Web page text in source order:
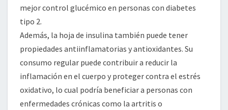
mejor control glucémico en personas con diabetes
tipo 2.
Además, la hoja de insulina también puede tener
propiedades antiinflamatorias y antioxidantes. Su
consumo regular puede contribuir a reducir la
inflamación en el cuerpo y proteger contra el estrés
oxidativo, lo cual podría beneficiar a personas con
enfermedades crónicas como la artritis o